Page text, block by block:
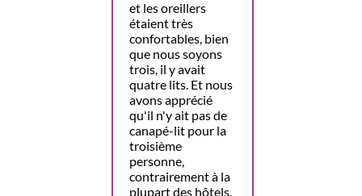
et les oreillers
étaient très
confortables, bien
que nous soyons
trois, il y avait
quatre lits. Et nous
avons apprécié
qu'il n'y ait pas de
canapé-lit pour la
troisième
personne,
contrairement à la
plupart des hôtels.